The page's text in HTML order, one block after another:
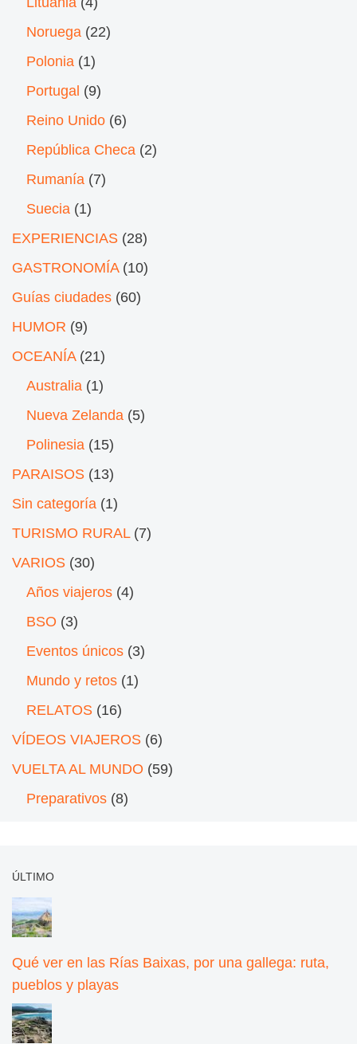
Noruega (22)
Polonia (1)
Portugal (9)
Reino Unido (6)
República Checa (2)
Rumanía (7)
Suecia (1)
EXPERIENCIAS (28)
GASTRONOMÍA(10)
Guías ciudades (60)
HUMOR (9)
OCEANÍA(21)
Australia (1)
Nueva Zelanda (5)
Polinesia (15)
PARAISOS (13)
Sin categoría (1)
TURISMO RURAL(7)
VARIOS (30)
Años viajeros (4)
BSO (3)
Eventos únicos (3)
Mundo y retos (1)
RELATOS (16)
VÍDEOS VIAJEROS (6)
VUELTA AL MUNDO (59)
Preparativos (8)
ÚLTIMO
Qué ver en las Rías Baixas, por una gallega: ruta,
pueblos y playas